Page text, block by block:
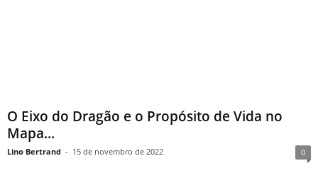
O Eixo do Dragão e o Propósito de Vida no
Mapa...
Lino Bertrand - 15 de novembro de 2022 0